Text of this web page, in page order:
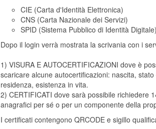
CIE (Carta d'Identità Elettronica)
CNS (Carta Nazionale dei Servizi)
SPID (Sistema Pubblico di Identità Digitale)
Dopo il login verrà mostrata la scrivania con i
1) VISURA E AUTOCERTIFICAZIONI dove è
scaricare alcune autocertificazioni: nascita,
residenza, esistenza in vita.
2) CERTIFICATI dove sarà possibile richiedere
anagrafici per sé o per un componente della
I certificati contengono QRCODE e sigillo